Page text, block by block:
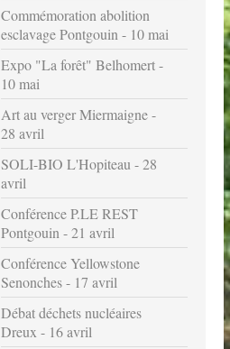
Commémoration abolition
esclavage Pontgouin - 10 mai
Expo "La forêt" Belhomert -
10 mai
Art au verger Miermaigne -
28 avril
SOLI-BIO L'Hopiteau - 28
avril
Conférence P.LE REST
Pontgouin - 21 avril
Conférence Yellowstone
Senonches - 17 avril
Débat déchets nucléaires
Dreux - 16 avril